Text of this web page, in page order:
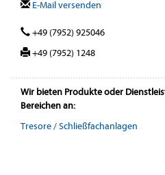
E-Mail versenden
+49 (7952) 925046
+49 (7952) 1248
Wir bieten Produkte oder
Bereichen an:
Tresore / Schließfachanlagen